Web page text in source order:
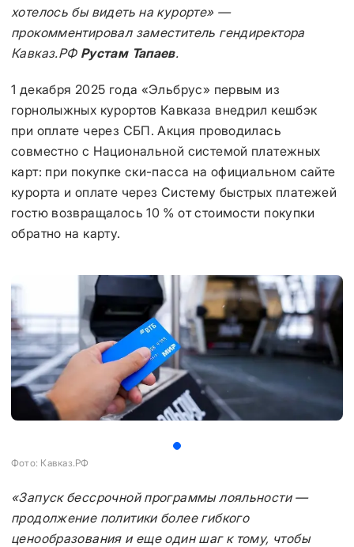
хотелось бы видеть на курорте» —
прокомментировал заместитель гендиректора
Кавказ.РФ Рустам Тапаев.
1 декабря 2025 года «Эльбрус» первым из
горнолыжных курортов Кавказа внедрил кешбэк
при оплате через СБП. Акция проводилась
совместно с Национальной системой платежных
карт: при покупке ски-пасса на официальном сайте
курорта и оплате через Систему быстрых платежей
гостю возвращалось 10 % от стоимости покупки
обратно на карту.
Фото: Кавказ.РФ
«Запуск бессрочной программы лояльности —
продолжение политики более гибкого
ценообразования и еще один шаг к тому, чтобы